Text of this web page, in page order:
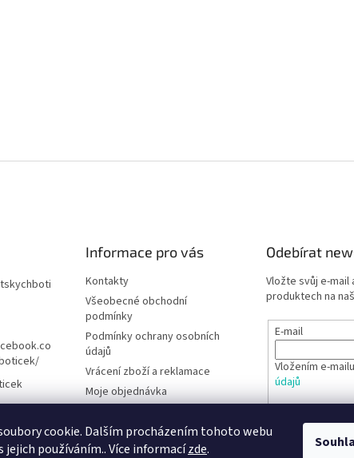
cookie. Dalším procházením tohoto webu
jejich používáním.. Více informacízde.
Informace pro vás
Kontakty
Všeobecné obchodní
podmínky
Podmínky ochrany osobních
údajů
Vrácení zboží a reklamace
Moje objednávka
Barefoot obuv - Poradna
Odebírat
Vložte svůj e-mail
produktech na
E-mail
Vložením e-
údajů